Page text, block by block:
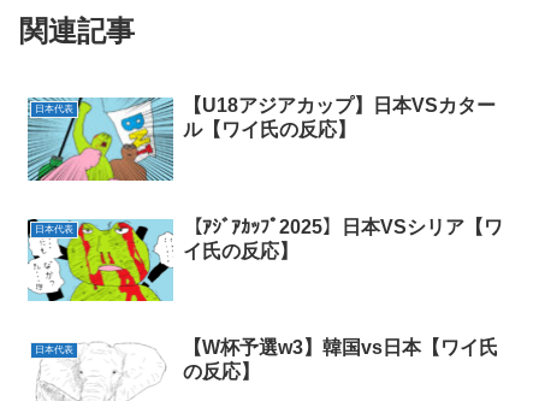
関連記事
日本代表
【U18アジアカップ】日本VSカター
ル【ワイ氏の反応】
日本代表
【ｱｼﾞｱｶｯﾌﾟ2025】日本VSシリア【ワ
イ氏の反応】
日本代表
【W杯予選w3】韓国vs日本【ワイ氏
の反応】